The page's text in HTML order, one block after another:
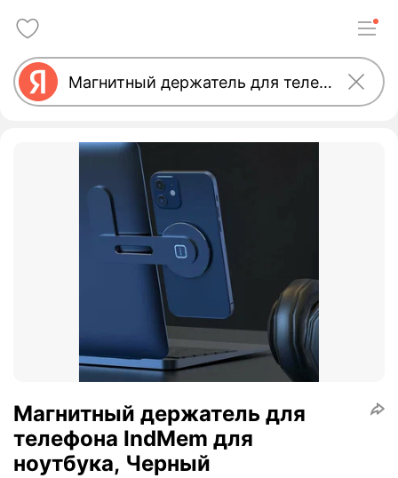
Магнитный держатель для
телефона IndMem для
ноутбука, Черный